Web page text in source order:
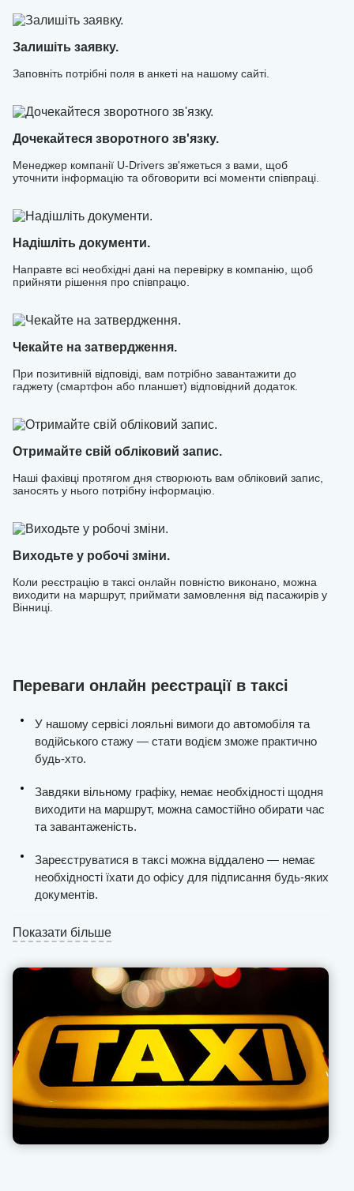
Залишіть заявку.
Заповніть потрібні поля в анкеті на нашому сайті.
Дочекайтеся зворотного зв'язку.
Менеджер компанії U-Drivers зв'яжеться з вами, щоб
уточнити інформацію та обговорити всі моменти співпраці.
Надішліть документи.
Направте всі необхідні дані на перевірку в компанію, щоб
прийняти рішення про співпрацю.
Чекайте на затвердження.
При позитивній відповіді, вам потрібно завантажити до
гаджету (смартфон або планшет) відповідний додаток.
Отримайте свій обліковий запис.
Наші фахівці протягом дня створюють вам обліковий запис,
заносять у нього потрібну інформацію.
Виходьте у робочі зміни.
Коли реєстрацію в таксі онлайн повністю виконано, можна
виходити на маршрут, приймати замовлення від пасажирів у
Вінниці.
Переваги онлайн реєстрації в таксі
У нашому сервісі лояльні вимоги до автомобіля та
водійського стажу — стати водієм зможе практично
будь-хто.
Завдяки вільному графіку, немає необхідності щодня
виходити на маршрут, можна самостійно обирати час
та завантаженість.
Зареєструватися в таксі можна віддалено — немає
необхідності їхати до офісу для підписання будь-яких
документів.
Ви отримаєте стабільну кількість замовлень, процес
пошуку клієнтів у місті максимально спрощений.
Виплати проводяться щодня та без затримок, ми не
стягуємо комісію з «чайових» та «бонусів» (це
завжди фіксоване значення).
Вся фінансова звітність відкрита для водія в
особистому кабінеті.
Наша техпідтримка дозволяє оперативно вирішувати
проблеми, що виникають з пасажирами, надає
рекомендації, як поводитися в тій чи іншій ситуації.
Показати більше